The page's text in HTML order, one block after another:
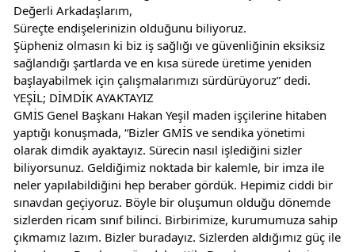
Değerli Arkadaşlarım,
Süreçte endişelerinizin olduğunu biliyoruz.
Şüpheniz olmasın ki biz iş sağlığı ve güvenliğinin eksiksiz
sağlandığı şartlarda ve en kısa sürede üretime yeniden
başlayabilmek için çalışmalarımızı sürdürüyoruz” dedi.
YEŞİL; DİMDİK AYAKTAYIZ
GMİS Genel Başkanı Hakan Yeşil maden işçilerine hitaben
yaptığı konuşmada, “Bizler GMİS ve sendika yönetimi
olarak dimdik ayaktayız. Sürecin nasıl işlediğini sizler
biliyorsunuz. Geldiğimiz noktada bir kalemle, bir imza ile
neler yapılabildiğini hep beraber gördük. Hepimiz ciddi bir
sınavdan geçiyoruz. Böyle bir oluşumun olduğu dönemde
sizlerden ricam sınıf bilinci. Birbirimize, kurumumuza sahip
çıkmamız lazım. Bizler buradayız. Sizlerden aldığımız güç ile